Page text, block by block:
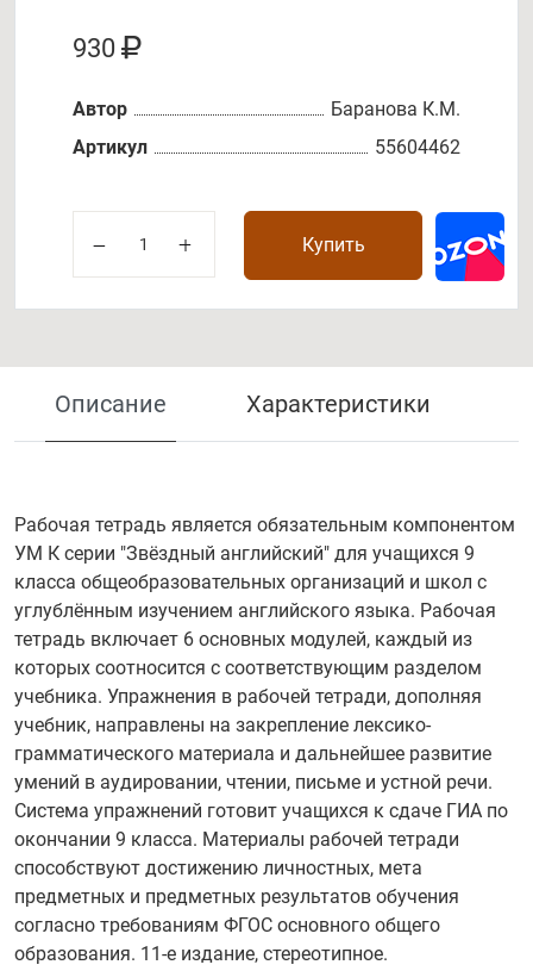
930
Автор
Баранова К.М.
Артикул
55604462
Купить
Описание Характеристики
Рабочая тетрадь является обязательным компонентом
УМ К серии "Звёздный английский" для учащихся 9
класса общеобразовательных организаций и школ с
углублённым изучением английского языка. Рабочая
тетрадь включает 6 основных модулей, каждый из
которых соотносится с соответствующим разделом
учебника. Упражнения в рабочей тетради, дополняя
учебник, направлены на закрепление лексико-
грамматического материала и дальнейшее развитие
умений в аудировании, чтении, письме и устной речи.
Система упражнений готовит учащихся к сдаче ГИА по
окончании 9 класса. Материалы рабочей тетради
способствуют достижению личностных, мета
предметных и предметных результатов обучения
согласно требованиям ФГОС основного общего
образования. 11-е издание, стереотипное.